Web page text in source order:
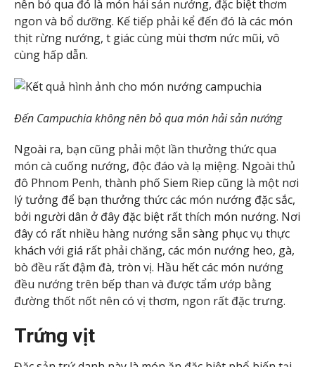
nên bỏ qua đó là món hải sản nướng, đặc biệt thơm
ngon và bổ dưỡng. Kế tiếp phải kể đến đó là các món
thịt rừng nướng, t giác cùng mùi thơm nức mũi, vô
cùng hấp dẫn.
Đến Campuchia không nên bỏ qua món hải sản nướng
Ngoài ra, bạn cũng phải một lần thưởng thức qua
món cà cuống nướng, độc đáo và lạ miệng. Ngoài thủ
đô Phnom Penh, thành phố Siem Riep cũng là một nơi
lý tưởng để bạn thưởng thức các món nướng đặc sắc,
bởi người dân ở đây đặc biệt rất thích món nướng. Nơi
đây có rất nhiều hàng nướng sẵn sàng phục vụ thực
khách với giá rất phải chăng, các món nướng heo, gà,
bò đều rất đậm đà, tròn vị. Hầu hết các món nướng
đều nướng trên bếp than và được tẩm ướp bằng
đường thốt nốt nên có vị thơm, ngon rất đặc trưng.
Trứng vịt